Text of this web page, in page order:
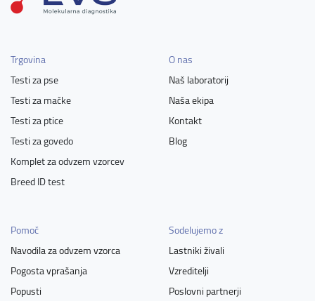
Trgovina
Testi za pse
Testi za mačke
Testi za ptice
Testi za govedo
Komplet za odvzem vzorcev
Breed ID test
O nas
Naš laboratorij
Naša ekipa
Kontakt
Blog
Pomoč
Navodila za odvzem vzorca
Pogosta vprašanja
Popusti
Sodelujemo z
Lastniki živali
Vzreditelji
Poslovni partnerji